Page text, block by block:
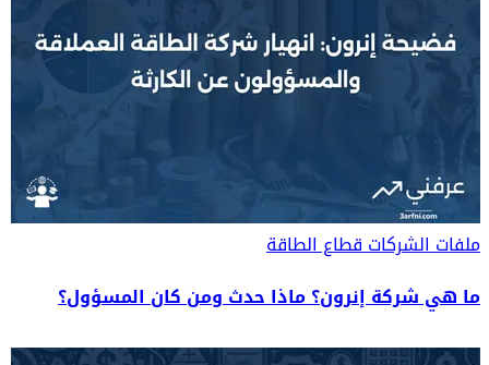
ملفات الشركاتقطاع الطاقة
ما هي شركة إنرون؟ ماذا حدث ومن كان المسؤول؟